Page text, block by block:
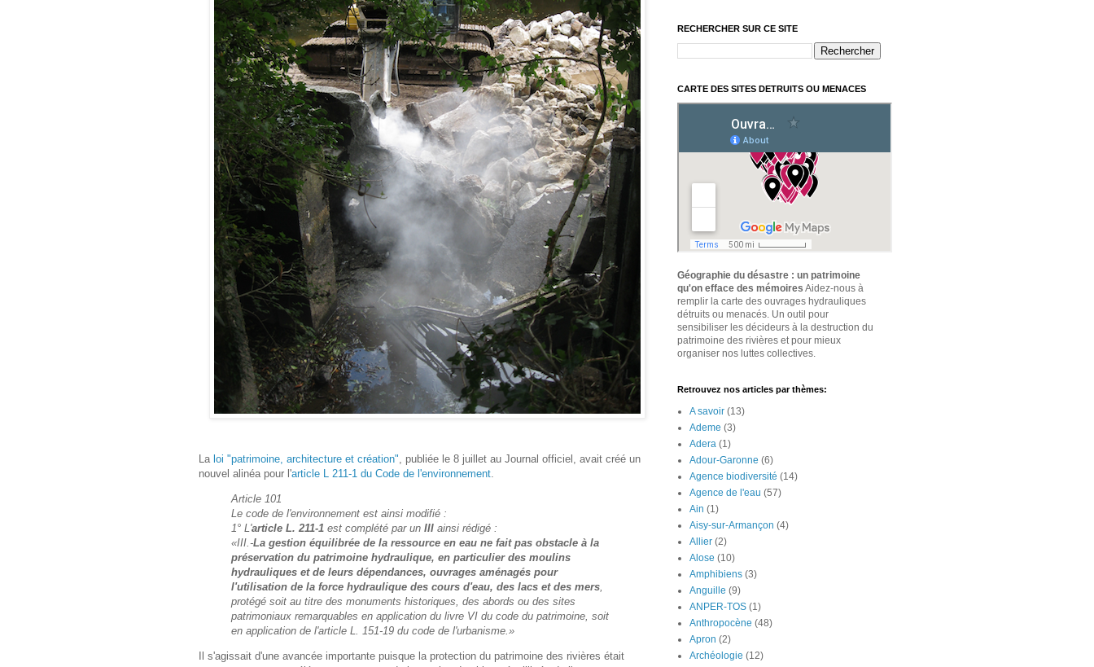
La loi "patrimoine, architecture et création" , publiée le 8 juillet au Journal officiel, avait créé un
nouvel alinéa pour l'article L 211-1 du Code de l'environnement
Article 101
Le code de l'environnement est ainsi modifié :
1° L'article L. 211-1 est complété par un III ainsi rédigé :
«III.-La gestion équilibrée de la ressource en eau ne fait pas obstacle à la
préservation du patrimoine hydraulique, en particulier des moulins
hydrauliques et de leurs dépendances, ouvrages aménagés pour
l'utilisation de la force hydraulique des cours d'eau, des lacs et des mers
protégé soit au titre des monuments historiques, des abords ou des sites
patrimoniaux remarquables en application du livre VI du code du patrimoine, soit
en application de l'article L. 151-19 du code de l'urbanisme.»
Il s'agissait d'une avancée importante puisque la protection du patrimoine des rivières était
RECHERCHER SUR CE SITE
CARTE DES SITES DETRUITS OU MENACES
Géographie du désastre : un patrimoine
qu'on efface des mémoires Aidez-nous à
remplir la carte des ouvrages hydrauliques
détruits ou menacés. Un outil pour
sensibiliser les décideurs à la destruction du
patrimoine des rivières et pour mieux
organiser nos luttes collectives.
Retrouvez nos articles par thèmes:
A savoir (13)
Ademe (3)
Adera (1)
Adour-Garonne (6)
Agence biodiversité (14)
Agence de l'eau (57)
Ain (1)
Aisy-sur-Armançon (4)
Allier (2)
Alose (10)
Amphibiens (3)
Anguille (9)
ANPER-TOS (1)
Anthropocène (48)
Apron (2)
Archéologie (12)